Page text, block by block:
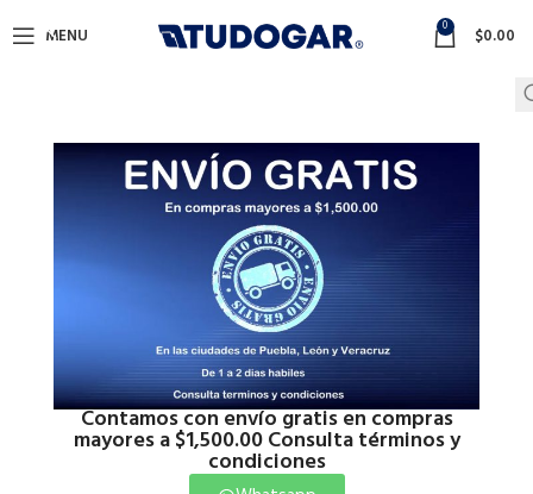
Contamos con envío gratis en compras
mayores a $1,500.00 Consulta términos y
condiciones
MENU 0 $0.00